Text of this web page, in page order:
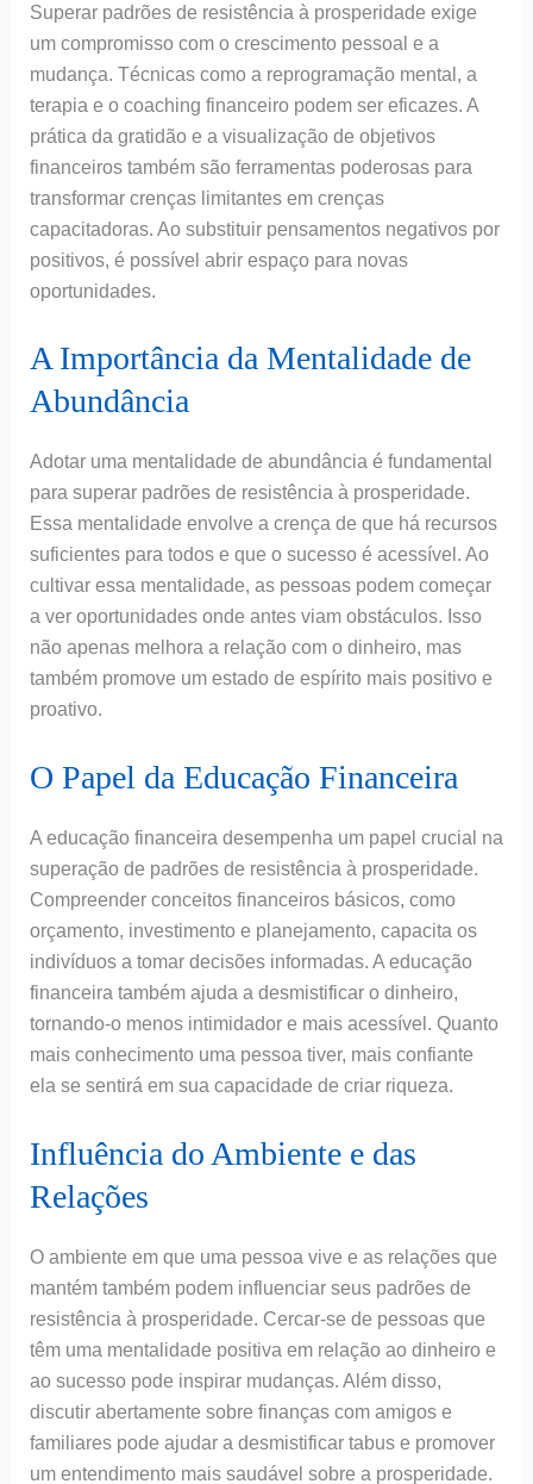
Superar padrões de resistência à prosperidade exige
um compromisso com o crescimento pessoal e a
mudança. Técnicas como a reprogramação mental, a
terapia e o coaching financeiro podem ser eficazes. A
prática da gratidão e a visualização de objetivos
financeiros também são ferramentas poderosas para
transformar crenças limitantes em crenças
capacitadoras. Ao substituir pensamentos negativos por
positivos, é possível abrir espaço para novas
oportunidades.
A Importância da Mentalidade de
Abundância
Adotar uma mentalidade de abundância é fundamental
para superar padrões de resistência à prosperidade.
Essa mentalidade envolve a crença de que há recursos
suficientes para todos e que o sucesso é acessível. Ao
cultivar essa mentalidade, as pessoas podem começar
a ver oportunidades onde antes viam obstáculos. Isso
não apenas melhora a relação com o dinheiro, mas
também promove um estado de espírito mais positivo e
proativo.
O Papel da Educação Financeira
A educação financeira desempenha um papel crucial na
superação de padrões de resistência à prosperidade.
Compreender conceitos financeiros básicos, como
orçamento, investimento e planejamento, capacita os
indivíduos a tomar decisões informadas. A educação
financeira também ajuda a desmistificar o dinheiro,
tornando-o menos intimidador e mais acessível. Quanto
mais conhecimento uma pessoa tiver, mais confiante
ela se sentirá em sua capacidade de criar riqueza.
Influência do Ambiente e das
Relações
O ambiente em que uma pessoa vive e as relações que
mantém também podem influenciar seus padrões de
resistência à prosperidade. Cercar-se de pessoas que
têm uma mentalidade positiva em relação ao dinheiro e
ao sucesso pode inspirar mudanças. Além disso,
discutir abertamente sobre finanças com amigos e
familiares pode ajudar a desmistificar tabus e promover
um entendimento mais saudável sobre a prosperidade.